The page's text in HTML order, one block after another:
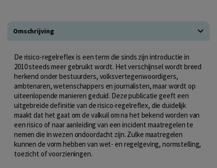
Omschrijving
De risico-regelreflex is een term die sinds zijn introductie in
2010 steeds meer gebruikt wordt. Het verschijnsel wordt breed
herkend onder bestuurders, volksvertegenwoordigers,
ambtenaren, wetenschappers en journalisten, maar wordt op
uiteenlopende manieren geduid. Deze publicatie geeft een
uitgebreide definitie van de risico-regelreflex, die duidelijk
maakt dat het gaat om de valkuil om na het bekend worden van
een risico of naar aanleiding van een incident maatregelen te
nemen die in wezen ondoordacht zijn. Zulke maatregelen
kunnen de vorm hebben van wet- en regelgeving, normstelling,
toezicht of voorzieningen.